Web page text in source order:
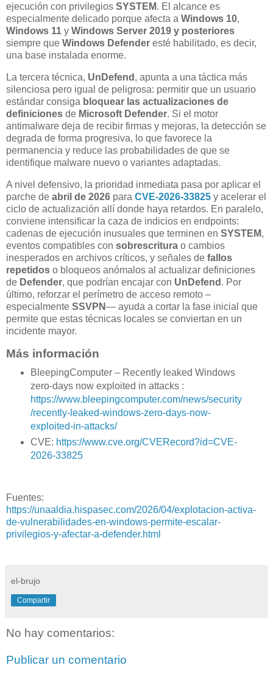
ejecución con privilegios SYSTEM. El alcance es
especialmente delicado porque afecta a Windows 10,
Windows 11 y Windows Server 2019 y posteriores
siempre que Windows Defender esté habilitado, es decir,
una base instalada enorme.
La tercera técnica, UnDefend , apunta a una táctica más
silenciosa pero igual de peligrosa: permitir que un usuario
estándar consiga bloquear las actualizaciones de
definiciones de Microsoft Defender. Si el motor
antimalware deja de recibir firmas y mejoras, la detección se
degrada de forma progresiva, lo que favorece la
permanencia y reduce las probabilidades de que se
identifique malware nuevo o variantes adaptadas.
A nivel defensivo, la prioridad inmediata pasa por aplicar el
parche de abril de 2026 para CVE-2026-33825 y acelerar el
ciclo de actualización allí donde haya retardos. En paralelo,
conviene intensificar la caza de indicios en endpoints:
cadenas de ejecución inusuales que terminen en SYSTEM,
eventos compatibles con sobrescritura o cambios
inesperados en archivos críticos, y señales de fallos
repetidos o bloqueos anómalos al actualizar definiciones
de Defender, que podrían encajar con UnDefend . Por
último, reforzar el perímetro de acceso remoto –
especialmente SSVPN— ayuda a cortar la fase inicial que
permite que estas técnicas locales se conviertan en un
incidente mayor.
Más información
BleepingComputer – Recently leaked Windows
zero-days now exploited in attacks :
https://www.bleepingcomputer.com/news/security
/recently-leaked-windows-zero-days-now-
exploited-in-attacks/
CVE: https://www.cve.org/CVERecord?id=CVE-
2026-33825
Fuentes:
https://unaaldia.hispasec.com/2026/04/explotacion-activa-
de-vulnerabilidades-en-windows-permite-escalar-
privilegios-y-afectar-a-defender.html
el-brujo
Compartir
No hay comentarios:
Publicar un comentario